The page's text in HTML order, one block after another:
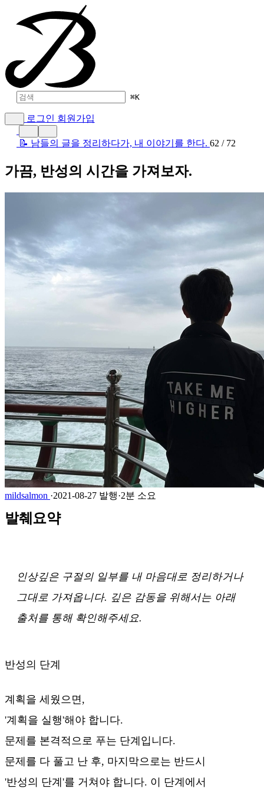
⌘K
로그인 회원가입
📝 남들의 글을 정리하다가, 내 이야기를 한다. 62 / 72
가끔, 반성의 시간을 가져보자.
mildsalmon ·2021-08-27 발행·2분 소요
발췌요약
인상깊은 구절의 일부를 내 마음대로 정리하거나
그대로 가져옵니다. 깊은 감동을 위해서는 아래
출처를 통해 확인해주세요.
반성의 단계
계획을 세웠으면,
'계획을 실행'해야 합니다.
문제를 본격적으로 푸는 단계입니다.
문제를 다 풀고 난 후, 마지막으로는 반드시
'반성의 단계'를 거쳐야 합니다. 이 단계에서